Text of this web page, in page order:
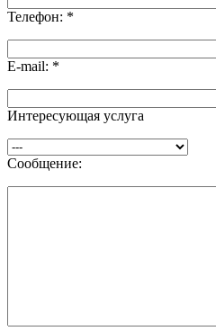
Телефон: *
E-mail: *
Интересующая услуга
Сообщение: